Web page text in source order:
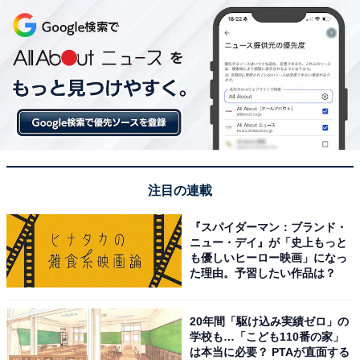
注目の連載
『スパイダーマン：ブランド・
ニュー・デイ』が「史上もっと
も優しいヒーロー映画」になっ
た理由。予習したい作品は？
20年間「駆け込み実績ゼロ」の
学校も…「こども110番の家」
は本当に必要？ PTAが直面する